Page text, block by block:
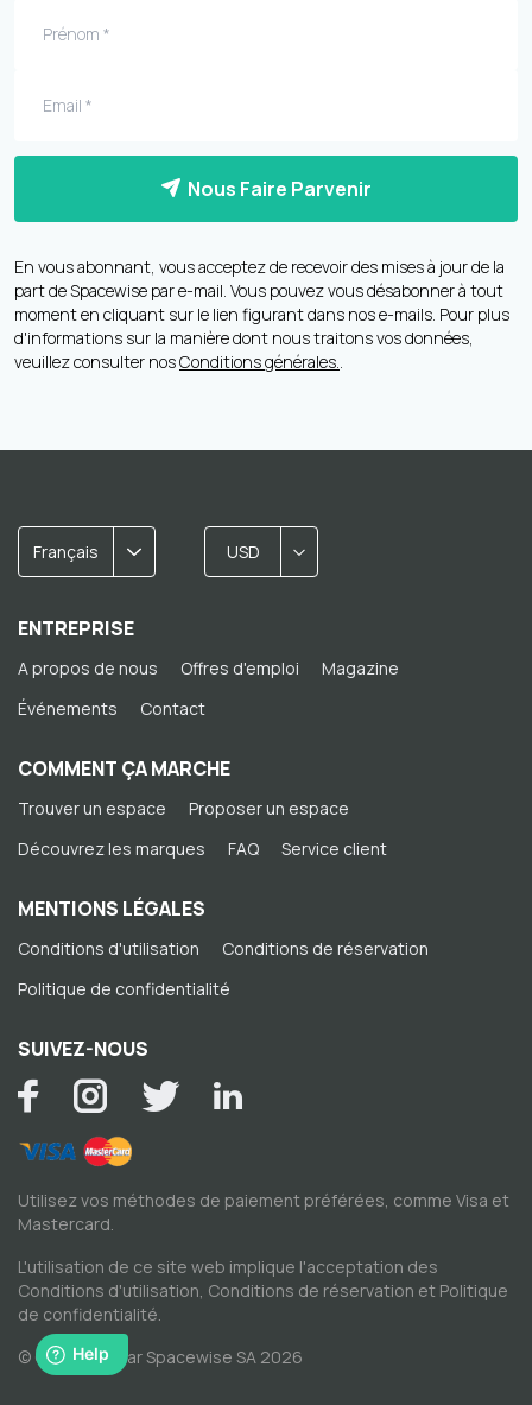
Nous Faire Parvenir
En vous abonnant, vous acceptez de recevoir des mises à jour de la
part de Spacewise par e-mail. Vous pouvez vous désabonner à tout
moment en cliquant sur le lien figurant dans nos e-mails. Pour plus
d'informations sur la manière dont nous traitons vos données,
veuillez consulter nosConditions générales..
Français USD
ENTREPRISE
A propos de nous Offres d'emploi
Magazine
Événements
Contact
COMMENT ÇA MARCHE
Trouver un espace
Proposer un espace
Découvrez les marques
FAQ Service client
MENTIONS LÉGALES
Conditions d'utilisation
Conditions de réservation
Politique de confidentialité
SUIVEZ-NOUS
Utilisez vos méthodes de paiement préférées, comme Visa et
Mastercard.
L'utilisation de ce site web implique l'acceptation des
Conditions d'utilisation, Conditions de réservation et Politique
de confidentialité.
© Copyright par Spacewise SA 2026